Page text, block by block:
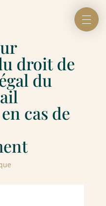
droit de
du
cas de